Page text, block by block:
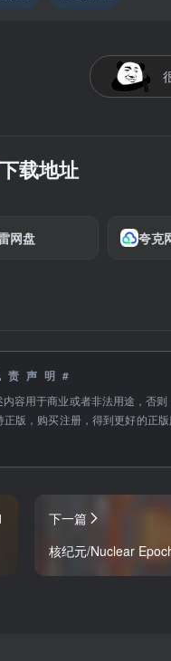
下载地址
网盘 夸克
责声明#
容用于商业或者非法用途，否
版，购买注册，得到更好的正
下一篇
核纪元/Nuclear